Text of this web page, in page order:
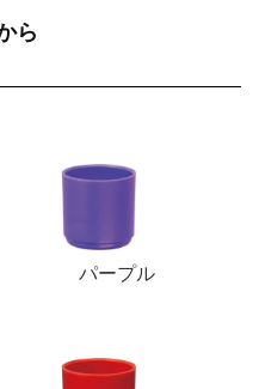
ら
パープル